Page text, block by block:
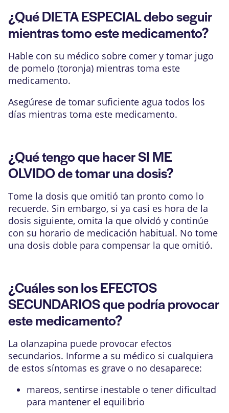
¿Qué DIETA ESPECIAL debo seguir
mientras tomo este medicamento?
Hable con su médico sobre comer y tomar jugo
de pomelo (toronja) mientras toma este
medicamento.
Asegúrese de tomar suficiente agua todos los
días mientras toma este medicamento.
¿Qué tengo que hacer SI ME
OLVIDO de tomar una dosis?
Tome la dosis que omitió tan pronto como lo
recuerde. Sin embargo, si ya casi es hora de la
dosis siguiente, omita la que olvidó y continúe
con su horario de medicación habitual. No tome
una dosis doble para compensar la que omitió.
¿Cuáles son los EFECTOS
SECUNDARIOS que podría provocar
este medicamento?
La olanzapina puede provocar efectos
secundarios. Informe a su médico si cualquiera
de estos síntomas es grave o no desaparece:
mareos, sentirse inestable o tener dificultad
para mantener el equilibrio